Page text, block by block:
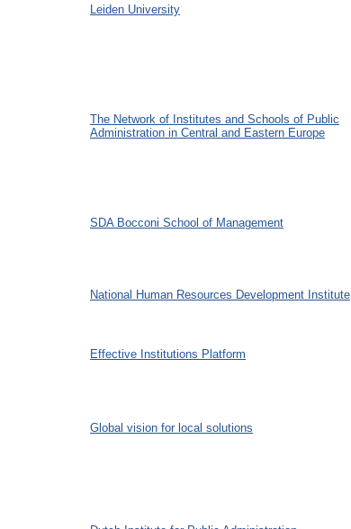
Leiden University
The Network of Institutes and Schools of Public
Administration in Central and Eastern Europe
SDA Bocconi School of Management
National Human Resources Development Institute
Effective Institutions Platform
Global vision for local solutions